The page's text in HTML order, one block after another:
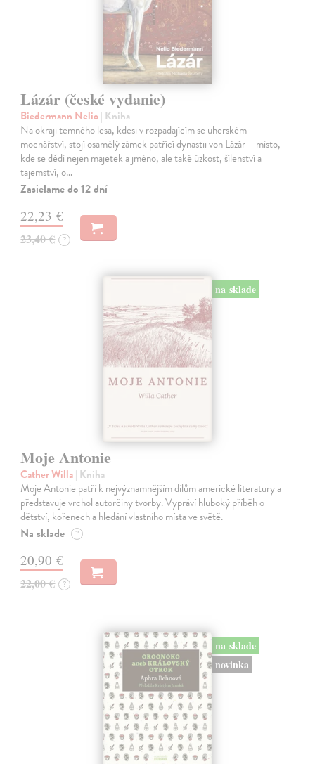
Lázár (české vydanie)
Biedermann Nelio| Kniha
Na okraji temného lesa, kdesi v rozpadajícím se uherském
mocnářství, stojí osamělý zámek patřící dynastii von Lázár – místo,
kde se dědí nejen majetek a jméno, ale také úzkost, šílenství a
tajemství, o…
Zasielame do 12 dní
22,23 €
23,40 € ?
na sklade
Moje Antonie
Cather Willa| Kniha
Moje Antonie patří k nejvýznamnějším dílům americké literatury a
představuje vrchol autorčiny tvorby. Vypráví hluboký příběh o
dětství, kořenech a hledání vlastního místa ve světě.
Na sklade ?
20,90 €
22,00 € ?
na sklade
novinka